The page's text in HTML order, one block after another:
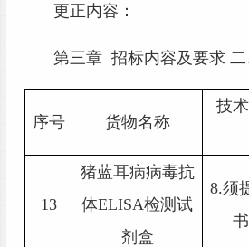
更正内容：
第三章 招标内容及要求
序号 货物名称
技
13
猪蓝耳病病毒抗
体ELISA检测试
剂盒
8.须